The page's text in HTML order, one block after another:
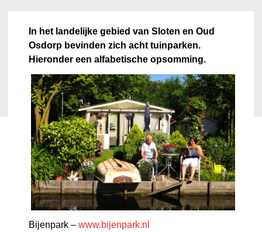
In het landelijke gebied van Sloten en Oud
Osdorp bevinden zich acht tuinparken.
Hieronder een alfabetische opsomming.
Bijenpark –www.bijenpark.nl